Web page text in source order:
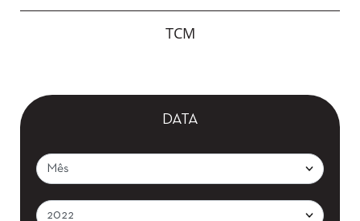
TCM
DATA